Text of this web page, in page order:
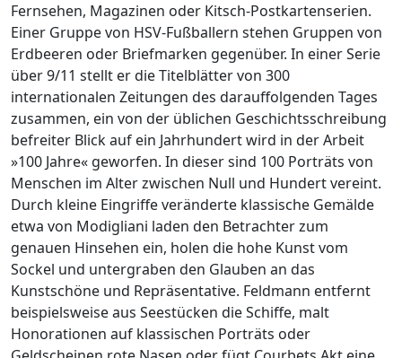
Fernsehen, Magazinen oder Kitsch-Postkartenserien.
Einer Gruppe von HSV-Fußballern stehen Gruppen von
Erdbeeren oder Briefmarken gegenüber. In einer Serie
über 9/11 stellt er die Titelblätter von 300
internationalen Zeitungen des darauffolgenden Tages
zusammen, ein von der üblichen Geschichtsschreibung
befreiter Blick auf ein Jahrhundert wird in der Arbeit
»100 Jahre« geworfen. In dieser sind 100 Porträts von
Menschen im Alter zwischen Null und Hundert vereint.
Durch kleine Eingriffe veränderte klassische Gemälde
etwa von Modigliani laden den Betrachter zum
genauen Hinsehen ein, holen die hohe Kunst vom
Sockel und untergraben den Glauben an das
Kunstschöne und Repräsentative. Feldmann entfernt
beispielsweise aus Seestücken die Schiffe, malt
Honorationen auf klassischen Porträts oder